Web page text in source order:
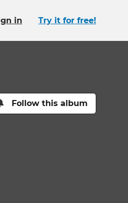
in Try it for free!
Follow this album